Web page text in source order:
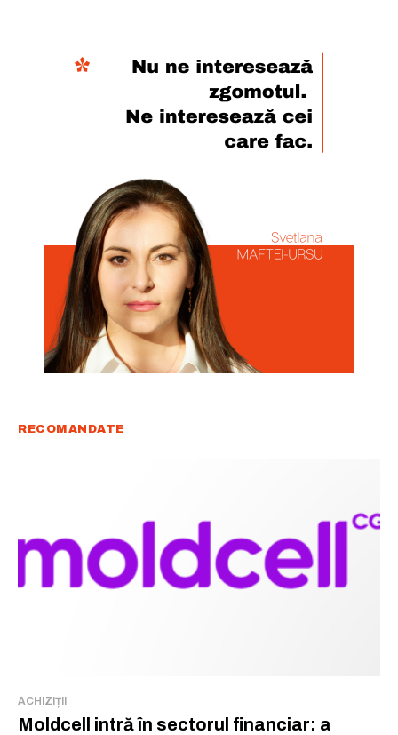
RECOMANDATE
ACHIZIȚII
Moldcell intră în sectorul financiar: a